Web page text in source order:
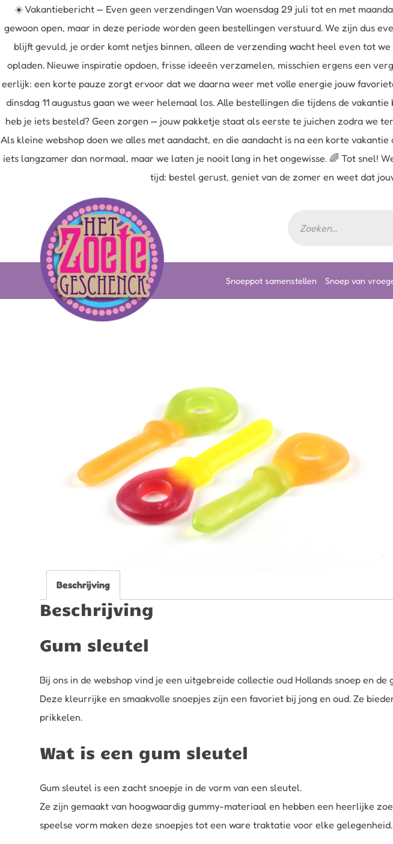
☀️ Vakantiebericht — Even geen verzendingen Van woensdag 29 juli tot en met
gewoon open, maar in deze periode worden geen bestellingen verstuurd. We zijn dus
blijft gevuld, je order komt netjes binnen, alleen de verzending wacht heel even tot
opladen. Nieuwe inspiratie opdoen, frisse ideeën verzamelen, misschien ergens een
eerlijk: een korte pauze zorgt ervoor dat we daarna weer met volle energie jouw
dinsdag 11 augustus gaan we weer helemaal los. Alle bestellingen die tijdens de
heb je iets besteld? Geen zorgen — jouw pakketje staat als eerste te juichen zodra we
Als kleine webshop doen we alles met aandacht, en die aandacht is na een korte
iets langzamer dan normaal, maar we laten je nooit lang in het ongewisse. 🌈 Tot snel!
tijd: bestel gerust, geniet van de zomer en weet dat
zoeken
Snoeppot samenstellen Snoep van
Beschrijving
Beschrijving
Gum sleutel
Bij ons in de webshop vind je een uitgebreide collectie oud Hollands snoep en
Deze kleurrijke en smaakvolle snoepjes zijn een favoriet bij jong en oud. Ze
prikkelen.
Wat is een gum sleutel
Gum sleutel is een zacht snoepje in de vorm van een sleutel.
Ze zijn gemaakt van hoogwaardig gummy-materiaal en hebben een heerlijke
speelse vorm maken deze snoepjes tot een ware traktatie voor elke gelegenheid.